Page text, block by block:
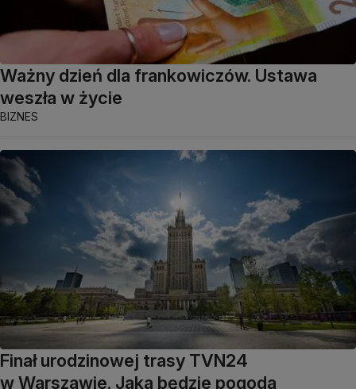
Ważny dzień dla frankowiczów. Ustawa
weszła w życie
BIZNES
Finał urodzinowej trasy TVN24
w Warszawie. Jaka będzie pogoda